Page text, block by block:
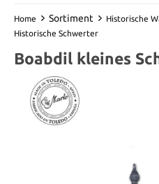
Home Sortiment Historische
Historische Schwerter
Boabdil kleines